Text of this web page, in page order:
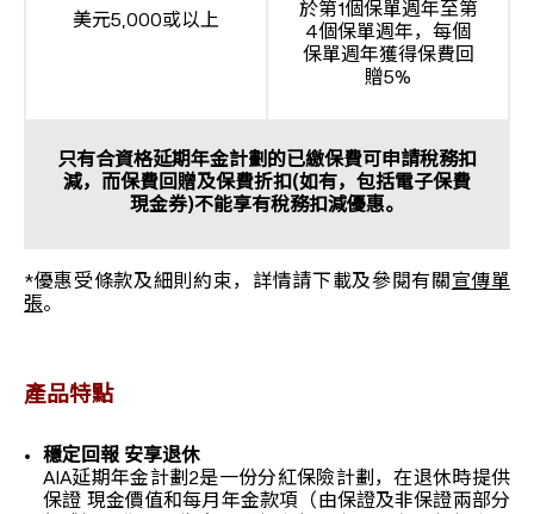
美元5,000或以上
於第1個保單週年至第
4個保單週年，每個
保單週年獲得保費回
贈5%
只有合資格延期年金計劃的已繳保費可申請稅務扣
減，而保費回贈及保費折扣(如有，包括電子保費
現金券)不能享有稅務扣減優惠。
*優惠受條款及細則約束，詳情請下載及參閱有關宣傳單
張。
產品特點
穩定回報 安享退休
AIA延期年金計劃2是一份分紅保險計劃，在退休時提供
保證 現金價值和每月年金款項（由保證及非保證兩部分